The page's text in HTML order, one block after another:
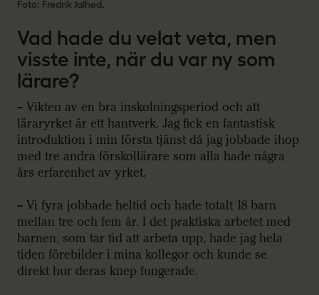
Foto: Fredrik Jalhed.
Vad hade du velat veta, men
visste inte, när du var ny som
lärare?
– Vikten av en bra inskolningsperiod och att
läraryrket är ett hantverk. Jag fick en fantastisk
introduktion i min första tjänst då jag jobbade ihop
med tre andra förskollärare som alla hade några
års erfarenhet av yrket.
– Vi fyra jobbade heltid och hade totalt 18 barn
mellan tre och fem år. I det praktiska arbetet med
barnen, som tar tid att arbeta upp, hade jag hela
tiden förebilder i mina kollegor och kunde se
direkt hur deras knep fungerade.